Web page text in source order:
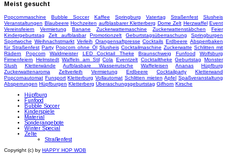
Meist gesucht
Popcornmaschine Bubble Soccer Kaffee Springburg Vatertag Straßenfest
Slusheis
Veranstaltungen Blaubeere Hochzeiten aufblasbarer Kletterberg Dome Zelt Herzwaffel Event
Vereinsfeiern
Vermietung Banane Zuckerwattemaschine Zuckerwattenstäbchen
Feier
Kindergeburtstag
Zelt aufblasbar Promotionzelt Geburtstagsüberraschung
Springburgen
Sportwoche Weihnachstmarkt Verleih Orangensaftpresse Cocktails Erdbeere Absperrbaken
für Straßenfest Party Popcorn ohne Öl Slusheis Cocktailmaschine Zuckerwatte Schlitten mit
Rädern
Popcorn Waldmeister LED Cocktail Theke Braunschweig Funfood
Wolfsburg
Firmenfeiern
Helmstedt Waffeln am Stil Cola Eventzelt Cocktailtheke Geburtstag
Monster
Slush
Kletterwände Aufblasbare Wasserrutsche Waffeleisen Ananas
Hüpfburg
Zuckerwattenaroma
Zeltverleih Vermietung Erdbeere Cocktailparty
Kletterwand
Popcornautomat Funsport Kletterburg Vollautomat Schlitten mieten Apfel Spaßveranstaltung
Absperrungen Hüpfburgen Kletterberg Überaschungsgeburtstag Gifhorn Kirsche
Hüpfburg
Funfood
Bubble Soccer
Kinderspiele
Material
Sonderangebote
Winter Special
Zelte
Straßenfest
Copyright (c) by HAPPY HOP WOB